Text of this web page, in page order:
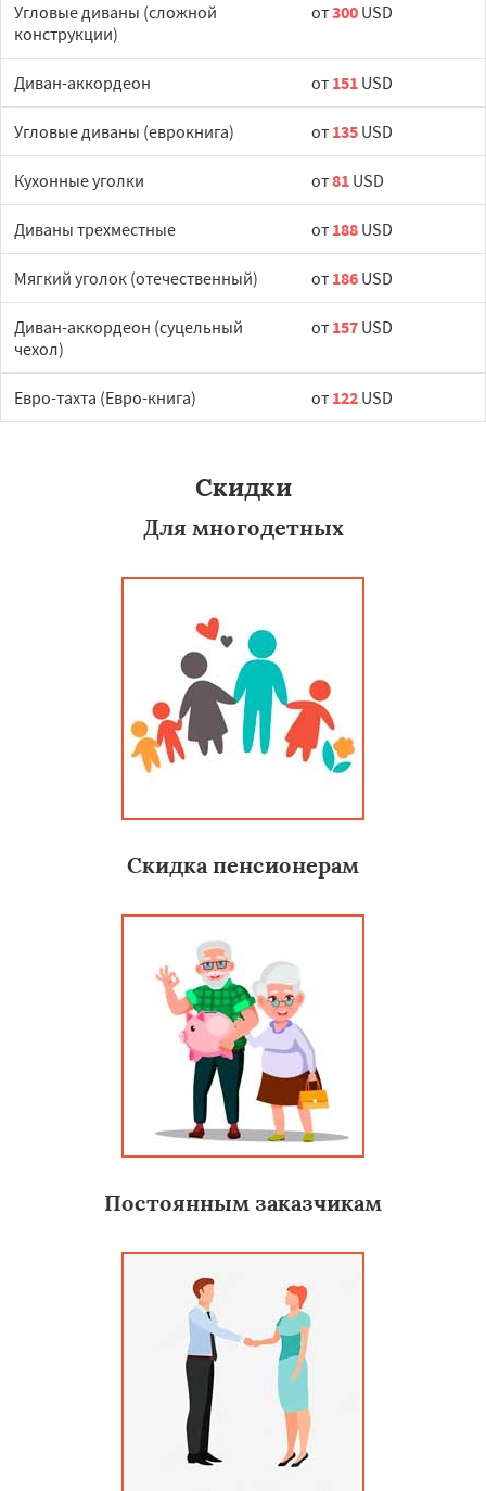
Угловые диваны (сложной
конструкции)
от300 USD
Диван-аккордеон от 151 USD
Угловые диваны (еврокнига) от 135 USD
Кухонные уголки от81 USD
Диваны трехместные от 188 USD
Мягкий уголок (отечественный) от 186 USD
Диван-аккордеон (суцельный
чехол)
от 157 USD
Евро-тахта (Евро-книга) от 122 USD
Скидки
Для многодетных
Скидка пенсионерам
Постоянным заказчикам